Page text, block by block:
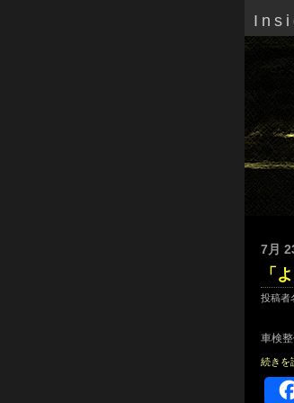
7月
「
投稿者
車検整
続きを